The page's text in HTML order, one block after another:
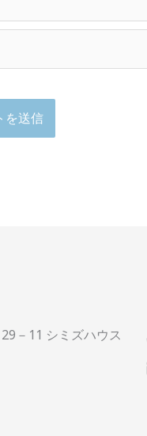
－11 シミズハウス